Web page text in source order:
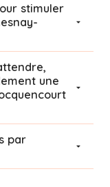
stimuler
une
par